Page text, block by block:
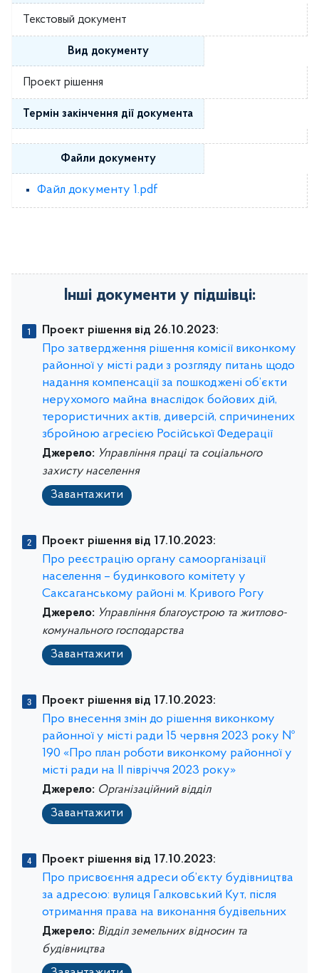
Текстовый документ
Вид документу
Проект рішення
Термін закінчення дії документа
Файли документу
Файл документу 1.pdf
Інші документи у підшівці:
Проект рішення від 26.10.2023:
Про затвердження рішення комісії виконкому
районної у місті ради з розгляду питань щодо
надання компенсації за пошкоджені об’єкти
нерухомого майна внаслідок бойових дій,
терористичних актів, диверсій, спричинених
збройною агресією Російської Федерації
Джерело: Управління праці та соціального
захисту населення
Завантажити
Проект рішення від 17.10.2023:
Про реєстрацію органу самоорганізації
населення – будинкового комітету у
Саксаганському районі м. Кривого Рогу
Джерело: Управління благоустрою та житлово-
комунального господарства
Завантажити
Проект рішення від 17.10.2023:
Про внесення змін до рішення виконкому
районної у місті ради 15 червня 2023 року №
190 «Про план роботи виконкому районної у
місті ради на ІІ півріччя 2023 року»
Джерело: Організаційний відділ
Завантажити
Проект рішення від 17.10.2023:
Про присвоєння адреси об’єкту будівництва
за адресою: вулиця Галковський Кут, після
отримання права на виконання будівельних
Джерело: Відділ земельних відносин та
будівництва